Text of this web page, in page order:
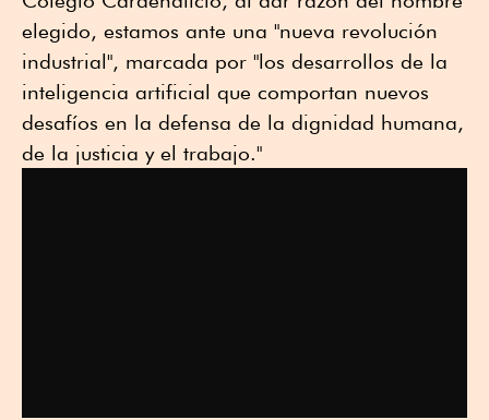
elegido, estamos ante una "nueva revolución
industrial", marcada por "los desarrollos de la
inteligencia artificial que comportan nuevos
desafíos en la defensa de la dignidad humana,
de la justicia y el trabajo."